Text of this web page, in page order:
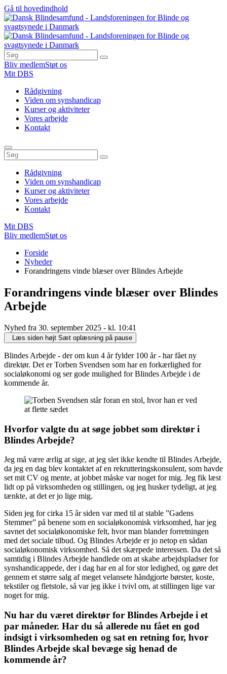
Gå til hovedindhold
Bliv medlemStøt os
Mit DBS
Rådgivning
Viden om synshandicap
Kurser og aktiviteter
Vores arbejde
Kontakt
Rådgivning
Viden om synshandicap
Kurser og aktiviteter
Vores arbejde
Kontakt
Mit DBS
Bliv medlemStøt os
Forside
Nyheder
Forandringens vinde blæser over Blindes Arbejde
Forandringens vinde blæser over Blindes
Arbejde
Nyhed fra 30. september 2025 - kl. 10:41
Læs siden højt Sæt oplæsning på pause
Blindes Arbejde - der om kun 4 år fylder 100 år - har fået ny
direktør. Det er Torben Svendsen som har en forkærlighed for
socialøkonomi og ser gode mulighed for Blindes Arbejde i de
kommende år.
Hvorfor valgte du at søge jobbet som direktør i
Blindes Arbejde?
Jeg må være ærlig at sige, at jeg slet ikke kendte til Blindes Arbejde,
da jeg en dag blev kontaktet af en rekrutteringskonsulent, som havde
set mit CV og mente, at jobbet måske var noget for mig. Jeg fik læst
lidt op på virksomheden og stillingen, og jeg husker tydeligt, at jeg
tænkte, at det er jo lige mig.
Siden jeg for cirka 15 år siden var med til at stable ”Gadens
Stemmer” på benene som en socialøkonomisk virksomhed, har jeg
savnet det socialøkonomiske felt, hvor man blander forretningen
med det sociale tilbud. Og Blindes Arbejde er jo netop en sådan
socialøkonomisk virksomhed. Så det skærpede interessen. Da det så
samtidig i Blindes Arbejde handlede om at skabe arbejdspladser for
synshandicappede, der i dag har en al for stor ledighed, og gøre det
gennem et større salg af meget velansete håndgjorte børster, koste,
tekstiler og fletstole, så var jeg ikke i tvivl om, at stillingen lige var
noget for mig.
Nu har du været direktør for Blindes Arbejde i et
par måneder. Har du så allerede nu fået en god
indsigt i virksomheden og sat en retning for, hvor
Blindes Arbejde skal bevæge sig henad de
kommende år?